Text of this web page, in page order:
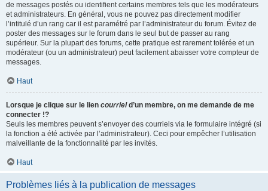
de messages postés ou identifient certains membres tels que les modérateurs
et administrateurs. En général, vous ne pouvez pas directement modifier
l’intitulé d’un rang car il est paramétré par l’administrateur du forum. Évitez de
poster des messages sur le forum dans le seul but de passer au rang
supérieur. Sur la plupart des forums, cette pratique est rarement tolérée et un
modérateur (ou un administrateur) peut facilement abaisser votre compteur de
messages.
Haut
Lorsque je clique sur le lien courrield’un membre, on me demande de me
connecter !?
Seuls les membres peuvent s’envoyer des courriels via le formulaire intégré (si
la fonction a été activée par l’administrateur). Ceci pour empêcher l’utilisation
malveillante de la fonctionnalité par les invités.
Haut
Problèmes liés à la publication de messages